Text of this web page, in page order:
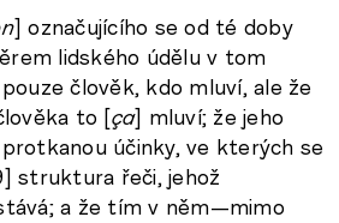
] označujícího se od té doby
lidského údělu v tom
člověk, kdo mluví, ale že
to [ça] mluví; že jeho
účinky, ve kterých se
struktura řeči, jehož
a že tím v něm—mimo